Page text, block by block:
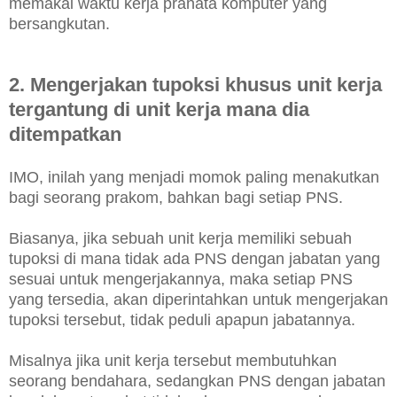
bersangkutan.
2. Mengerjakan tupoksi khusus unit kerja
tergantung di unit kerja mana dia
ditempatkan
IMO, inilah yang menjadi momok paling menakutkan
bagi seorang prakom, bahkan bagi setiap PNS.
Biasanya, jika sebuah unit kerja memiliki sebuah
tupoksi di mana tidak ada PNS dengan jabatan yang
sesuai untuk mengerjakannya, maka setiap PNS
yang tersedia, akan diperintahkan untuk mengerjakan
tupoksi tersebut, tidak peduli apapun jabatannya.
Misalnya jika unit kerja tersebut membutuhkan
seorang bendahara, sedangkan PNS dengan jabatan